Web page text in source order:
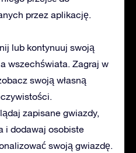
przez aplikację.
lub kontynuuj swoją
wszechświata. Zagraj w
swoją własną
zapisane gwiazdy,
i dodawaj osobiste
swoją gwiazdę.